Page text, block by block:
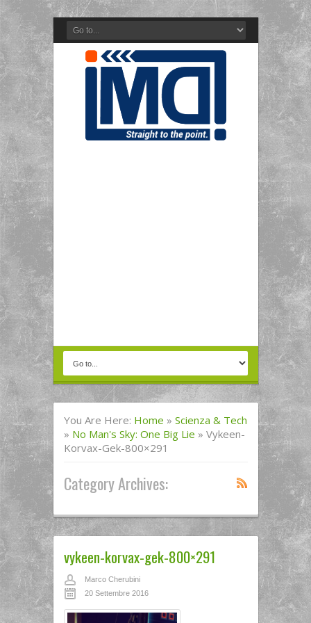
You Are Here: Home » Scienza & Tech
» No Man's Sky: One Big Lie » Vykeen-
Korvax-Gek-800×291
Category Archives:
vykeen-korvax-gek-800×291
Marco Cherubini
20 Settembre 2016